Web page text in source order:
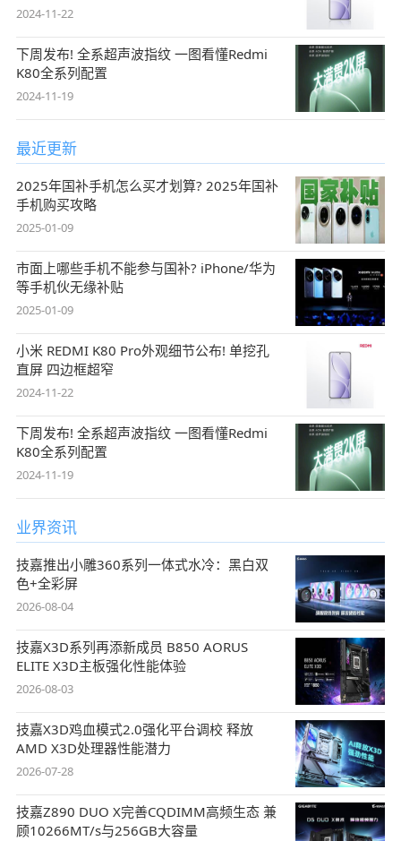
2024-11-22
下周发布! 全系超声波指纹 一图看懂Redmi
K80全系列配置
2024-11-19
最近更新
2025年国补手机怎么买才划算? 2025年国补
手机购买攻略
2025-01-09
市面上哪些手机不能参与国补? iPhone/华为
等手机伙无缘补贴
2025-01-09
小米 REDMI K80 Pro外观细节公布! 单挖孔
直屏 四边框超窄
2024-11-22
下周发布! 全系超声波指纹 一图看懂Redmi
K80全系列配置
2024-11-19
业界资讯
技嘉推出小雕360系列一体式水冷：黑白双
色+全彩屏
2026-08-04
技嘉X3D系列再添新成员 B850 AORUS
ELITE X3D主板强化性能体验
2026-08-03
技嘉X3D鸡血模式2.0强化平台调校 释放
AMD X3D处理器性能潜力
2026-07-28
技嘉Z890 DUO X完善CQDIMM高频生态 兼
顾10266MT/s与256GB大容量